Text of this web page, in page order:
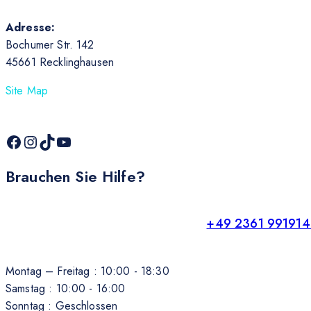
Adresse:
Bochumer Str. 142
45661 Recklinghausen
Site Map
Brauchen Sie Hilfe?
+49 2361
Montag – Freitag : 10:00 - 18:30
Samstag : 10:00 - 16:00
Sonntag : Geschlossen